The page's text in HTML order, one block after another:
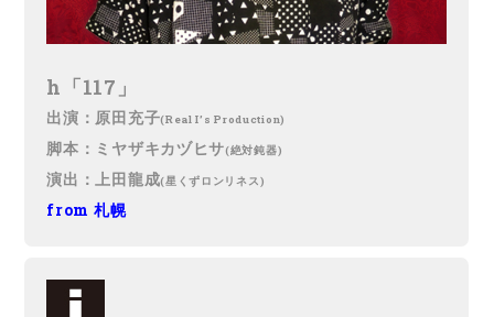
h「117」
出演：原田充子(Real I’s Production)
脚本：ミヤザキカヅヒサ(絶対鈍器)
演出：上田龍成(星くずロンリネス)
from 札幌